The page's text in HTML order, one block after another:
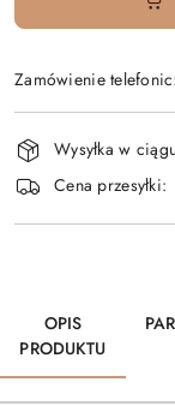
Zamówienie
Dostępność
i
dostawa
Wysyłka w
Cena przesyłki:
OPIS
PRODUKTU